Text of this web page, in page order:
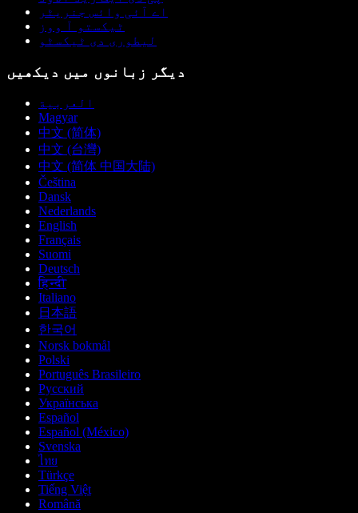
اے آئی وائس جنریٹر
ٹیکستو آ ووز
لیطوری دی ٹیکسٹو
دیگر زبانوں میں دیکھیں
العربية
Magyar
中文 (简体)
中文 (台灣)
中文 (简体 中国大陆)
Čeština
Dansk
Nederlands
English
Français
Suomi
Deutsch
हिन्दी
Italiano
日本語
한국어
Norsk bokmål
Polski
Português Brasileiro
Русский
Українська
Español
Español (México)
Svenska
ไทย
Türkçe
Tiếng Việt
Română